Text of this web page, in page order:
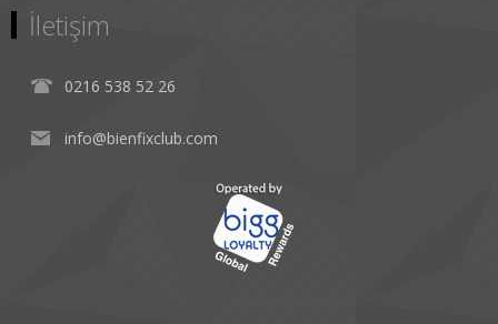
İletişim
0216 538 52 26
info@bienfixclub.com